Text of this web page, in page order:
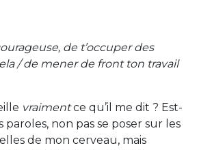
de t’occuper des
/ de mener de front ton travail
vraimentce qu’il me dit ? Est-
paroles, non pas se poser sur les
de mon cerveau, mais